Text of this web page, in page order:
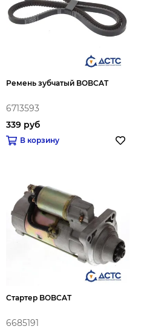
Ремень зубчатый BOBCAT
6713593
339 руб
В корзину
Стартер BOBCAT
6685191